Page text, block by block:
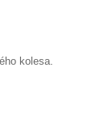
kolesa.